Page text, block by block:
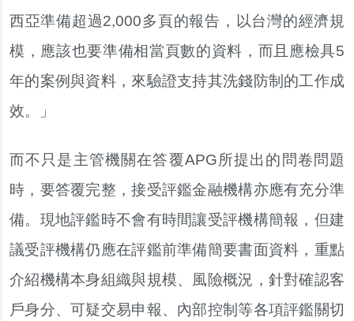
西亞準備超過2,000多頁的報告，以台灣的經濟規
模，應該也要準備相當頁數的資料，而且應檢具5
年的案例與資料，來驗證支持其洗錢防制的工作成
效。」
而不只是主管機關在答覆APG所提出的問卷問題
時，要答覆完整，接受評鑑金融機構亦應有充分準
備。現地評鑑時不會有時間讓受評機構簡報，但建
議受評機構仍應在評鑑前準備簡要書面資料，重點
介紹機構本身組織與規模、風險概況，針對確認客
戶身分、可疑交易申報、內部控制等各項評鑑關切